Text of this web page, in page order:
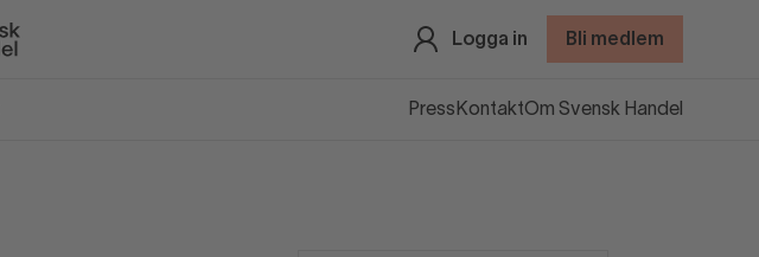
Logga in Bli medlem
Press KontaktOm Svensk Handel